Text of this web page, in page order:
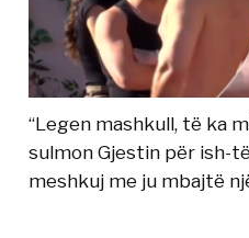
“Legen mashkull, të ka
sulmon Gjestin për ish-
meshkuj me ju mbajtë